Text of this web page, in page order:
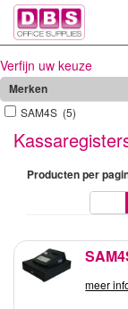
Verfijn uw keuze
Merken
SAM4S (5)
Producten per
meer